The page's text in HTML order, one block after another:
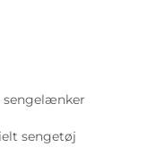
sengetøj